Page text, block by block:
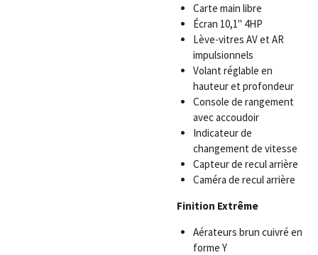
Carte main libre
Écran 10,1" 4HP
Lève-vitres AV et AR
impulsionnels
Volant réglable en
hauteur et profondeur
Console de rangement
avec accoudoir
Indicateur de
changement de vitesse
Capteur de recul arrière
Caméra de recul arrière
Finition Extrême
Aérateurs brun cuivré en
forme Y